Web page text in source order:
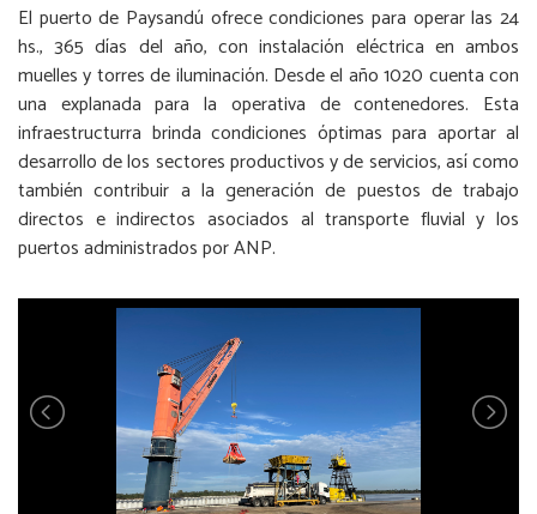
El puerto de Paysandú ofrece condiciones para operar las 24
hs., 365 días del año, con instalación eléctrica en ambos
muelles y torres de iluminación. Desde el año 1020 cuenta con
una explanada para la operativa de contenedores. Esta
infraestructurra brinda condiciones óptimas para aportar al
desarrollo de los sectores productivos y de servicios, así como
también contribuir a la generación de puestos de trabajo
directos e indirectos asociados al transporte fluvial y los
puertos administrados por ANP.